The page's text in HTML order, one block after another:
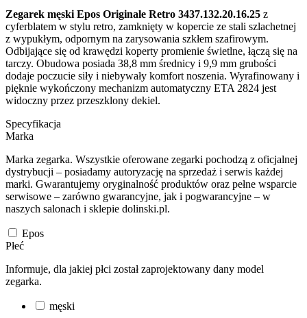
Zegarek męski Epos Originale Retro 3437.132.20.16.25 z
cyferblatem w stylu retro, zamknięty w kopercie ze stali szlachetnej
z wypukłym, odpornym na zarysowania szkłem szafirowym.
Odbijające się od krawędzi koperty promienie świetlne, łączą się na
tarczy. Obudowa posiada 38,8 mm średnicy i 9,9 mm grubości
dodaje poczucie siły i niebywały komfort noszenia. Wyrafinowany i
pięknie wykończony mechanizm automatyczny ETA 2824 jest
widoczny przez przeszklony dekiel.
Specyfikacja
Marka
Marka zegarka. Wszystkie oferowane zegarki pochodzą z oficjalnej
dystrybucji – posiadamy autoryzację na sprzedaż i serwis każdej
marki. Gwarantujemy oryginalność produktów oraz pełne wsparcie
serwisowe – zarówno gwarancyjne, jak i pogwarancyjne – w
naszych salonach i sklepie dolinski.pl.
Epos
Płeć
Informuje, dla jakiej płci został zaprojektowany dany model
zegarka.
męski